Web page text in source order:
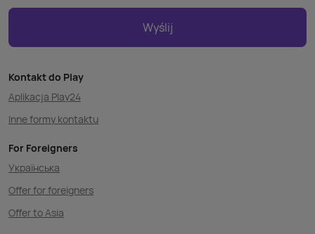
Wyślij
Kontakt do Play
Aplikacja Play24
Inne formy kontaktu
For Foreigners
Українська
Offer for foreigners
Offer to Asia